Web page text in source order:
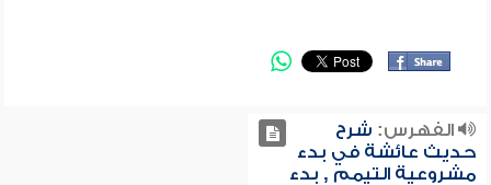
الفهرس: شرح
حديث عائشة في بدء
مشروعية التيمم , بدء